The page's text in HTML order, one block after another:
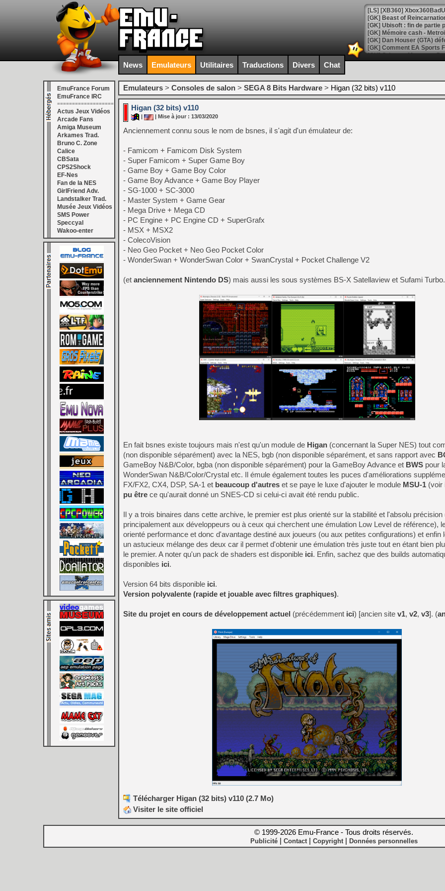
[GK] Beast of
[GK] Ubisoft : fin de partie
[GK] Mémoire cash -
[GK] Dan Houser (GTA)
[GK] Comment EA Sports
[GK] Crimson Moon : un
[GK] Isle of Reveries : le
[GK] Moonlighter 2 : The
[GK] Capcom relance
[Mo5] Deux inédits du
[GK] Le beat'em up The
[GK] Endless Legend 2 :
[LS] [PS5] Le WebKit
[GK] Oubliez Crazy Taxi,
[LS] [Switch] NSZ 5.0.0
[GK] No More Room in
[GK] Un chatbot Atelier
[GK] Mémoire cash -
[GK] Nvidia : le prix des
[GK] Suikoden Star Leap
[Mo5] La mini borne
[GK] Atari renoue avec les
[GK] Le studio de FIFA
[GK] La PlayStation 1 en
[GK] Dawn of War 4 : les
[GK] CloverPit : l'héritier
[GK] Stellar Blade : Blood
[GK] Palworld Online est
[GK] Wuchang 2 : le souls-
[GK] Minecraft et ses «
News Emulateurs Utilitaires Traductions Divers Chat
EmuFrance Forum
EmuFrance IRC
===================
Actus Jeux Vidéos
Arcade Fans
Amiga Museum
Arkames Trad.
Bruno C. Zone
Calice
CBSata
CPS2Shock
EF-Nes
Fan de la NES
GirlFriend Adv.
Landstalker Trad.
Musée Jeux Vidéos
SMS Power
Speccyal
Wakoo-enter
Emulateurs > Consoles de salon > SEGA 8 Bits Hardware > Higan (32 bits) v110
Higan (32 bits) v110
| Mise à jour : 13/03/2020
Anciennement connu sous le nom de bsnes, il s'agit d'un émulateur de:
- Famicom + Famicom Disk System
- Super Famicom + Super Game Boy
- Game Boy + Game Boy Color
- Game Boy Advance + Game Boy Player
- SG-1000 + SC-3000
- Master System + Game Gear
- Mega Drive + Mega CD
- PC Engine + PC Engine CD + SuperGrafx
- MSX + MSX2
- ColecoVision
- Neo Geo Pocket + Neo Geo Pocket Color
- WonderSwan + WonderSwan Color + SwanCrystal + Pocket Challenge V2
(et anciennement Nintendo DS) mais aussi les sous systèmes BS-X Satellaview et Sufami Turbo.
En fait bsnes existe toujours mais n'est qu'un module de Higan (concernant la Super NES) tout
(non disponible séparément) avec la NES, bgb (non disponible séparément, et sans rapport avec
GameBoy N&B/Color, bgba (non disponible séparément) pour la GameBoy Advance et BWS pour
WonderSwan N&B/Color/Crystal etc. Il émule également toutes les puces d'améliorations
FX/FX2, CX4, DSP, SA-1 et beaucoup d'autres et se paye le luxe d'ajouter le module MSU-1 (voir
pu être ce qu'aurait donné un SNES-CD si celui-ci avait été rendu public.
Il y a trois binaires dans cette archive, le premier est plus orienté sur la stabilité et l'absolu précision
principalement aux développeurs ou à ceux qui cherchent une émulation Low Level de référence),
orienté performance et donc d'avantage destiné aux joueurs (ou aux petites configurations) et enfin
un astucieux mélange des deux car il permet d'obtenir une émulation très juste tout en étant bien
le premier. A noter qu'un pack de shaders est disponible ici. Enfin, sachez que des builds
disponibles ici.
Version 64 bits disponible ici.
Version polyvalente (rapide et jouable avec filtres graphiques).
Site du projet en cours de développement actuel (précédemment ici) [ancien site v1, v2, v3]. (
Télécharger Higan (32 bits) v110 (2.7 Mo)
Visiter le site officiel
© 1999-2026 Emu-France - Tous droits réservés.
Publicité| Contact| Copyright| Données personnelles